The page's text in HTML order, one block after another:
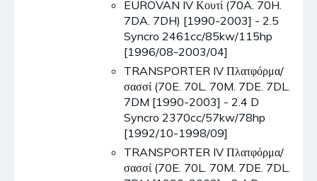
EUROVAN IV Κουτί (70A. 70H.
7DA. 7DH) [1990-2003] - 2.5
Syncro 2461cc/85kw/115hp
[1996/08-2003/04]
TRANSPORTER IV Πλατφόρμα/
σασσί (70E. 70L. 70M. 7DE. 7DL.
7DM [1990-2003] - 2.4 D
Syncro 2370cc/57kw/78hp
[1992/10-1998/09]
TRANSPORTER IV Πλατφόρμα/
σασσί (70E. 70L. 70M. 7DE. 7DL.